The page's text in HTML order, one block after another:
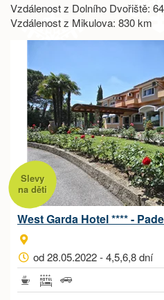
Vzdálenost z Dolního Dvořiště:
Vzdálenost z Mikulova: 830 km
Slevy
na děti
West Garda Hotel **** -
od 28.05.2022 - 4,5,6,8 dní